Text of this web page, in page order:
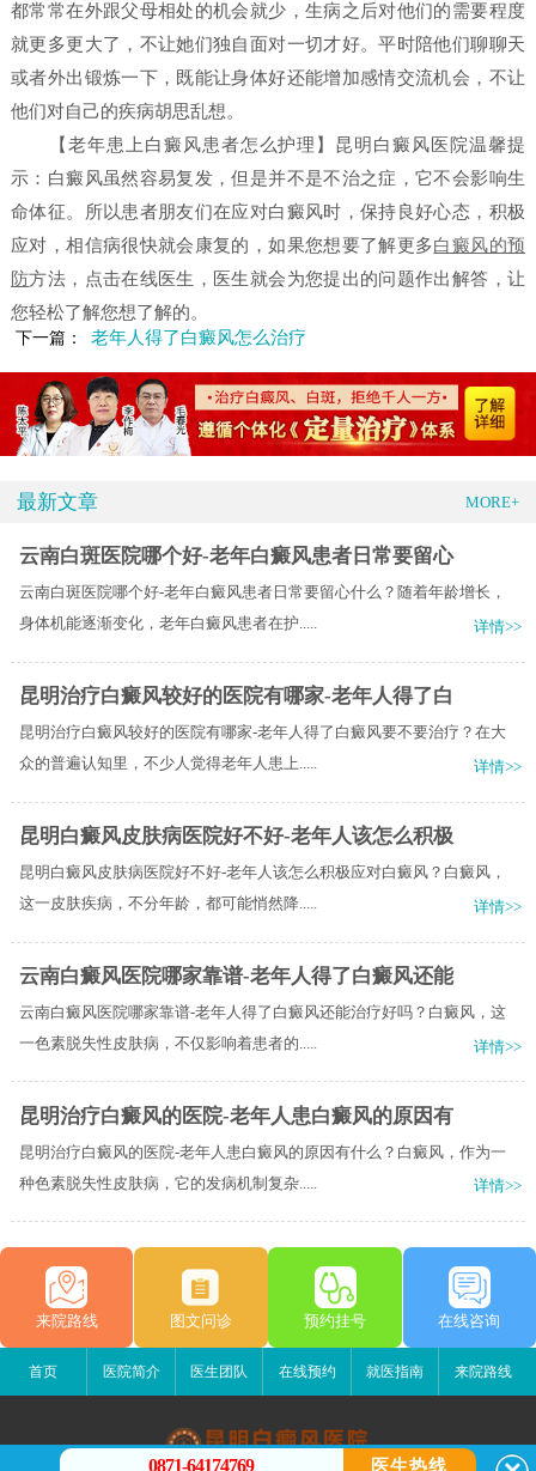
都常常在外跟父母相处的机会就少，生病之后对他们的需要程度
就更多更大了，不让她们独自面对一切才好。平时陪他们聊聊天
或者外出锻炼一下，既能让身体好还能增加感情交流机会，不让
他们对自己的疾病胡思乱想。
【老年患上白癜风患者怎么护理】昆明白癜风医院温馨提
示：白癜风虽然容易复发，但是并不是不治之症，它不会影响生
命体征。所以患者朋友们在应对白癜风时，保持良好心态，积极
应对，相信病很快就会康复的，如果您想要了解更多白癜风的预
防方法，点击在线医生，医生就会为您提出的问题作出解答，让
您轻松了解您想了解的。
下一篇： 老年人得了白癜风怎么治疗
最新文章 MORE+
云南白斑医院哪个好-老年白癜风患者日常要留心
云南白斑医院哪个好-老年白癜风患者日常要留心什么？随着年龄增长，
身体机能逐渐变化，老年白癜风患者在护.....
详情>>
昆明治疗白癜风较好的医院有哪家-老年人得了白
昆明治疗白癜风较好的医院有哪家-老年人得了白癜风要不要治疗？在大
众的普遍认知里，不少人觉得老年人患上.....
详情>>
昆明白癜风皮肤病医院好不好-老年人该怎么积极
昆明白癜风皮肤病医院好不好-老年人该怎么积极应对白癜风？白癜风，
这一皮肤疾病，不分年龄，都可能悄然降.....
详情>>
云南白癜风医院哪家靠谱-老年人得了白癜风还能
云南白癜风医院哪家靠谱-老年人得了白癜风还能治疗好吗？白癜风，这
一色素脱失性皮肤病，不仅影响着患者的.....
详情>>
昆明治疗白癜风的医院-老年人患白癜风的原因有
昆明治疗白癜风的医院-老年人患白癜风的原因有什么？白癜风，作为一
种色素脱失性皮肤病，它的发病机制复杂.....
详情>>
来院路线 图文问诊 预约挂号 在线咨询
首页 医院简介 医生团队 在线预约 就医指南 来院路线
0871-64174769 医生热线